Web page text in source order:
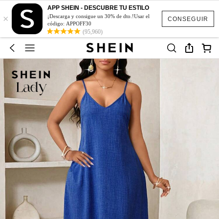
CONSEGUIR
×
APP SHEIN - DESCUBRE TU ESTILO
¡Descarga y consigue un 30% de dto.!Usar el
código: APPOFF30
(95,960)